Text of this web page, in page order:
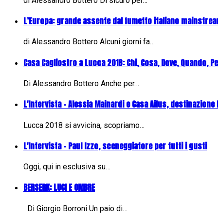
L’Europa: grande assente dal fumetto italiano
di Alessandro Bottero Alcuni giorni fa…
Casa Cagliostro a Lucca 2018: Chi, Cosa, Dove, Quando,
Di Alessandro Bottero Anche per…
L'Intervista - Alessia Mainardi e Casa Ailus, destinazione
Lucca 2018 si avvicina, scopriamo…
L'Intervista - Paul Izzo, sceneggiatore per tutti i gusti
Oggi, qui in esclusiva su…
BERSERK: LUCI E OMBRE
Di Giorgio Borroni Un paio di…